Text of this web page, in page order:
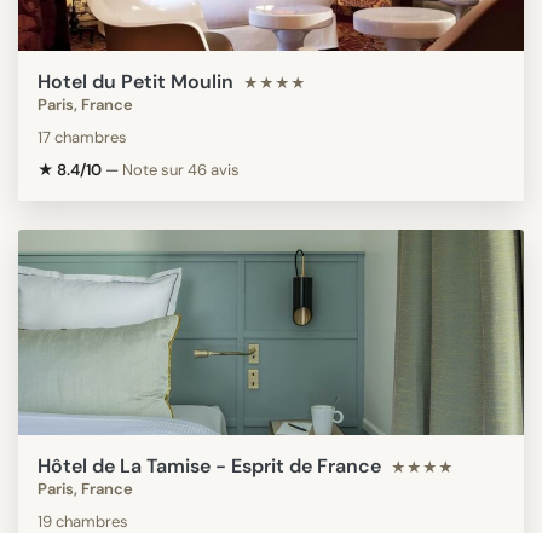
Hotel du Petit Moulin ★★★★
Paris, France
17 chambres
★ 8.4/10 — Note sur 46 avis
Hôtel de La Tamise - Esprit de France ★★★★
Paris, France
19 chambres